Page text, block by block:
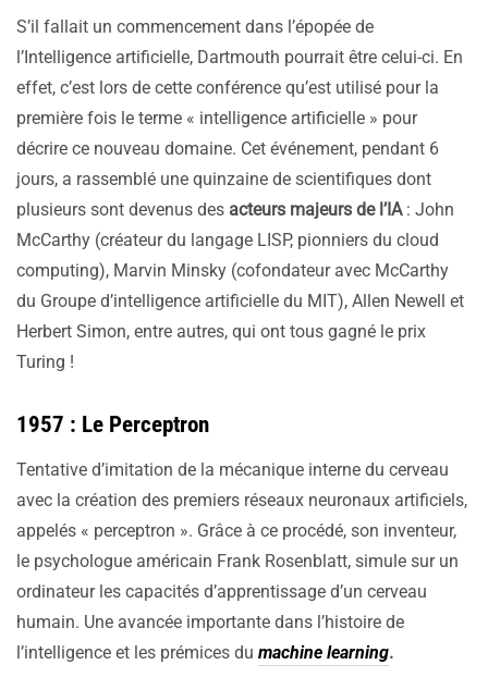
S’il fallait un commencement dans l’épopée de
l’Intelligence artificielle, Dartmouth pourrait être celui-ci. En
effet, c’est lors de cette conférence qu’est utilisé pour la
première fois le terme « intelligence artificielle » pour
décrire ce nouveau domaine. Cet événement, pendant 6
jours, a rassemblé une quinzaine de scientifiques dont
plusieurs sont devenus des acteurs majeurs de l’IA: John
McCarthy (créateur du langage LISP, pionniers du cloud
computing), Marvin Minsky (cofondateur avec McCarthy
du Groupe d’intelligence artificielle du MIT), Allen Newell et
Herbert Simon, entre autres, qui ont tous gagné le prix
Turing !
1957 : Le Perceptron
Tentative d’imitation de la mécanique interne du cerveau
avec la création des premiers réseaux neuronaux artificiels,
appelés « perceptron ». Grâce à ce procédé, son inventeur,
le psychologue américain Frank Rosenblatt, simule sur un
ordinateur les capacités d’apprentissage d’un cerveau
humain. Une avancée importante dans l’histoire de
l’intelligence et les prémices du machine learning.